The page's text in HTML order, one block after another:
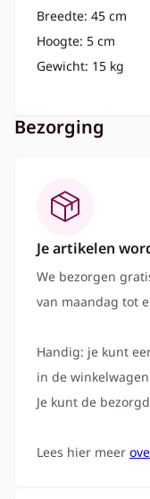
Breedte: 45 cm
Hoogte: 5 cm
Gewicht: 15 kg
Bezorging
Je artikelen
We bezorgen
van maandag tot
Handig: je kunt
in de
Je kunt de
Lees hier meer